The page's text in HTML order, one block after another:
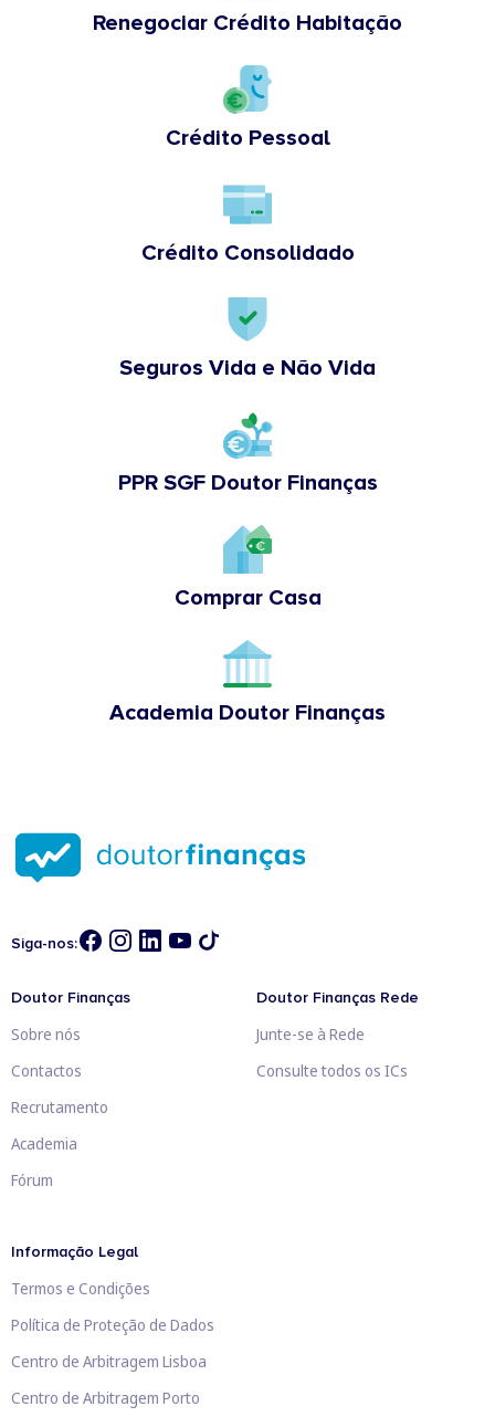
Renegociar Crédito Habitação
Crédito Pessoal
Crédito Consolidado
Seguros Vida e Não Vida
PPR SGF Doutor Finanças
Comprar Casa
Academia Doutor Finanças
Siga-nos:
Doutor Finanças
Sobre nós
Contactos
Recrutamento
Academia
Fórum
Doutor Finanças Rede
Junte-se à Rede
Consulte todos os ICs
Informação Legal
Termos e Condições
Política de Proteção de Dados
Centro de Arbitragem Lisboa
Centro de Arbitragem Porto